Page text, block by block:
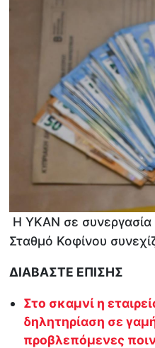
Η ΥΚΑΝ σε συνεργασία
Σταθμό Κοφίνου
ΔΙΑΒΑΣΤΕ ΕΠΙΣΗΣ
Στο σκαμνί η
δηλητηρίαση σε
προβλεπόμενες